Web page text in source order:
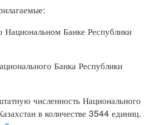
Банке Республики
Банка Республики
численность Национального
в количестве 3544 единиц.